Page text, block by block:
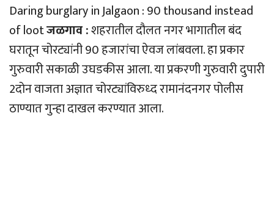
Daring burglary in Jalgaon : 90 thousand instead
of lootजळगाव :शहरातील दौलत नगर भागातील बंद
घरातून चोरट्यांनी 90 हजारांचा ऐवज लांबवला. हा प्रकार
गुरुवारी सकाळी उघडकीस आला. या प्रकरणी गुरुवारी दुपारी
2दोन वाजता अज्ञात चोरट्यांविरुध्द रामानंदनगर पोलीस
ठाण्यात गुन्हा दाखल करण्यात आला.